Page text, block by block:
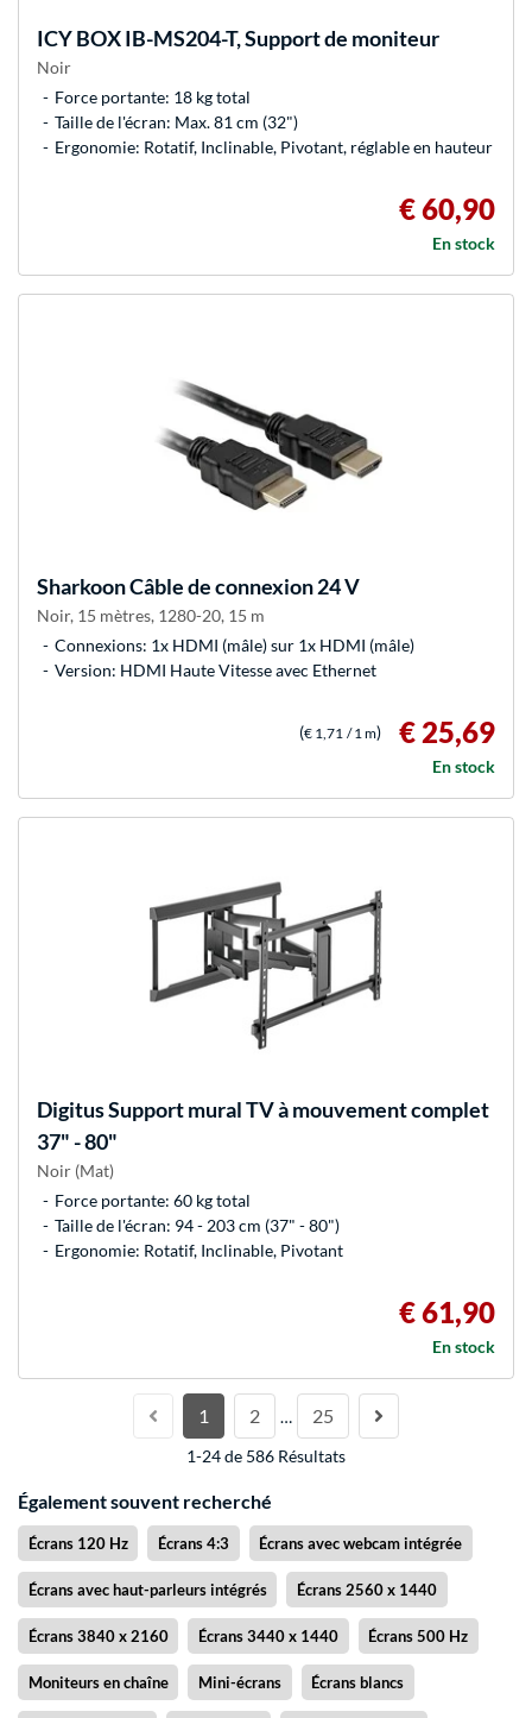
ICY BOXIB-MS204-T, Support de moniteur
Noir
Force portante: 18 kg total
Taille de l'écran: Max. 81 cm (32")
Ergonomie: Rotatif, Inclinable, Pivotant, réglable en hauteur
€ 60,90
En stock
SharkoonCâble de connexion 24 V
Noir, 15 mètres, 1280-20, 15 m
Connexions: 1x HDMI (mâle) sur 1x HDMI (mâle)
Version: HDMI Haute Vitesse avec Ethernet
(€ 1,71 / 1 m) € 25,69
En stock
DigitusSupport mural TV à mouvement complet
37" - 80"
Noir (Mat)
Force portante: 60 kg total
Taille de l'écran: 94 - 203 cm (37" - 80")
Ergonomie: Rotatif, Inclinable, Pivotant
€ 61,90
En stock
1 2 … 25
1-24 de 586 Résultats
Également souvent recherché
Écrans 120 Hz Écrans 4:3 Écrans avec webcam intégrée
Écrans avec haut-parleurs intégrés Écrans 2560 x 1440
Écrans 3840 x 2160 Écrans 3440 x 1440 Écrans 500 Hz
Moniteurs en chaîne Mini-écrans Écrans blancs